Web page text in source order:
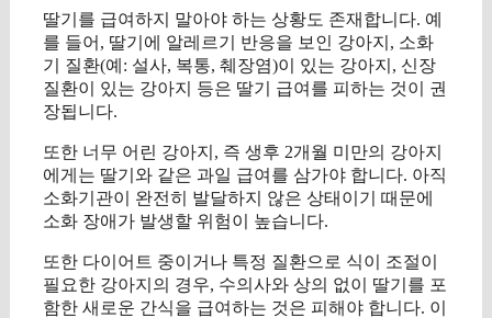
딸기를 급여하지 말아야 하는 상황도 존재합니다. 예
를 들어, 딸기에 알레르기 반응을 보인 강아지, 소화
기 질환(예: 설사, 복통, 췌장염)이 있는 강아지, 신장
질환이 있는 강아지 등은 딸기 급여를 피하는 것이 권
장됩니다.
또한 너무 어린 강아지, 즉 생후 2개월 미만의 강아지
에게는 딸기와 같은 과일 급여를 삼가야 합니다. 아직
소화기관이 완전히 발달하지 않은 상태이기 때문에
소화 장애가 발생할 위험이 높습니다.
또한 다이어트 중이거나 특정 질환으로 식이 조절이
필요한 강아지의 경우, 수의사와 상의 없이 딸기를 포
함한 새로운 간식을 급여하는 것은 피해야 합니다. 이